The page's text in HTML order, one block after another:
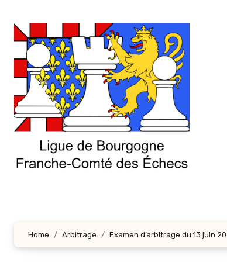
contenu
principal
Home Arbitrage Examen d’arbitrage du 13 juin